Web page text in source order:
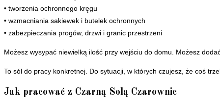
• tworzenia ochronnego kręgu
• wzmacniania sakiewek i butelek ochronnych
• zabezpieczania progów, drzwi i granic przestrzeni
Możesz wysypać niewielką ilość przy wejściu do domu. Możesz
To sól do pracy konkretnej. Do sytuacji, w których czujesz, że coś
Jak pracować z Czarną Solą Czarownic